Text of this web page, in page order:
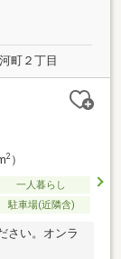
町２丁目
2）
一人暮らし
駐車場(近隣含)
さい。オンラ